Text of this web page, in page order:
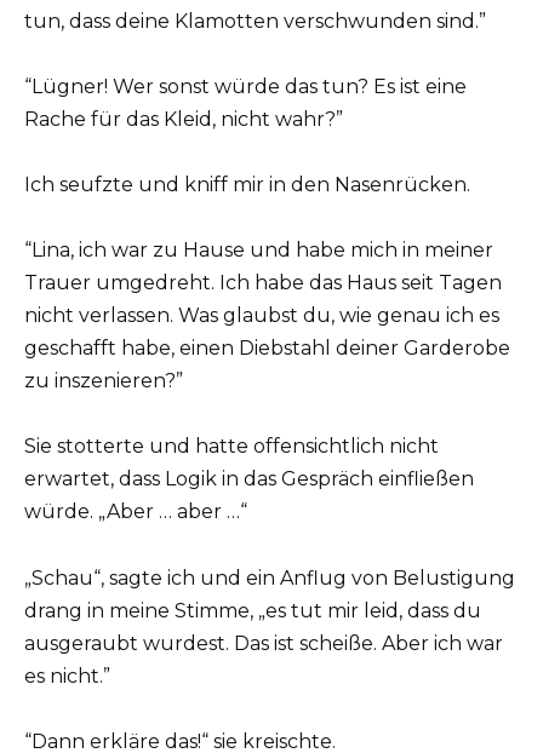
tun, dass deine Klamotten verschwunden sind.”
“Lügner! Wer sonst würde das tun? Es ist eine
Rache für das Kleid, nicht wahr?”
Ich seufzte und kniff mir in den Nasenrücken.
“Lina, ich war zu Hause und habe mich in meiner
Trauer umgedreht. Ich habe das Haus seit Tagen
nicht verlassen. Was glaubst du, wie genau ich es
geschafft habe, einen Diebstahl deiner Garderobe
zu inszenieren?”
Sie stotterte und hatte offensichtlich nicht
erwartet, dass Logik in das Gespräch einfließen
würde. „Aber … aber …“
„Schau“, sagte ich und ein Anflug von Belustigung
drang in meine Stimme, „es tut mir leid, dass du
ausgeraubt wurdest. Das ist scheiße. Aber ich war
es nicht.”
“Dann erkläre das!“ sie kreischte.